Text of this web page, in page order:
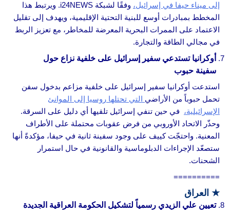
إلى ميناء حيفا في إسرائيل،
وفقًا لشبكة i24NEWS. ويرتبط هذا
المخطط بمبادرات أوسع للبنية التحتية الإقليمية، ويهدف إلى تقليل
الاعتماد على الممرات البحرية المعرضة للمخاطر، مع تعزيز الربط
في مجالي الطاقة والتجارة.
أوكرانيا تستدعي سفير إسرائيل على خلفية نزاع حول
سفينة حبوب
استدعت أوكرانيا سفير إسرائيل على خلفية مزاعم بدخول سفن
تحمل حبوباً من الأراضي التي تحتلها روسيا إلى الموانئ
الإسرائيلية، في حين تنفي إسرائيل تلقيها أي دليل على السرقة.
وحذّر الاتحاد الأوروبي من فرض عقوبات محتملة على الأطراف
المعنية. واحتجّت كييف على وجود سفينة ثانية في حيفا، مؤكدةً أنها
ستصعّد الإجراءات الدبلوماسية والقانونية في حال استمرار
الشحنات.
==========
★ العراق
تعيين علي الزيدي رسمياً لتشكيل الحكومة العراقية الجديدة